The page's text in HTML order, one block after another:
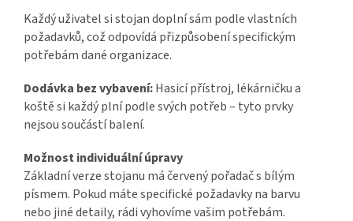
Každý uživatel si stojan doplní sám podle vlastních
požadavků, což odpovídá přizpůsobení specifickým
potřebám dané organizace.
Dodávka bez vybavení:Hasicí přístroj, lékárničku a
koště si každý plní podle svých potřeb – tyto prvky
nejsou součástí balení.
Možnost individuální úpravy
Základní verze stojanu má červený pořadač s bílým
písmem. Pokud máte specifické požadavky na barvu
nebo jiné detaily, rádi vyhovíme vašim potřebám.